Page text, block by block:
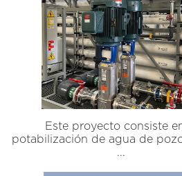
Este proyecto consiste
potabilización de agua de
...